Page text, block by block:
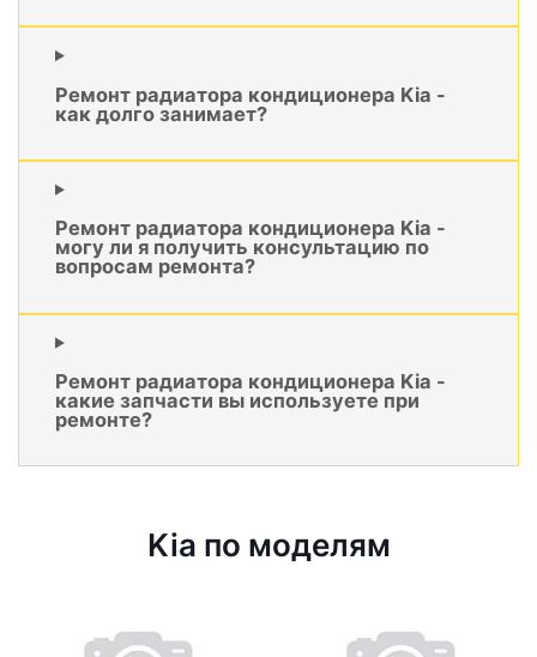
Ремонт радиатора кондиционера Kia -
как долго занимает?
Ремонт радиатора кондиционера Kia -
могу ли я получить консультацию по
вопросам ремонта?
Ремонт радиатора кондиционера Kia -
какие запчасти вы используете при
ремонте?
Kia по моделям